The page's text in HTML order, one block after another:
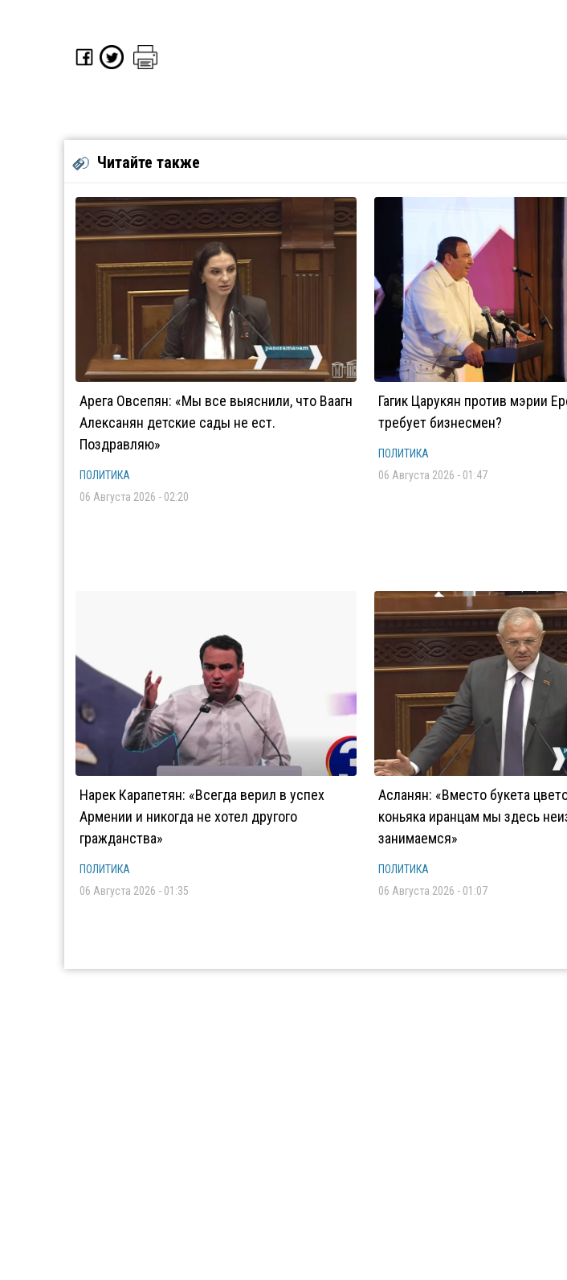
Читайте также
Арега Овсепян: «Мы все выяснили, что Ваагн
Алексанян детские сады не ест.
Поздравляю»
ПОЛИТИКА
06 Августа 2026 - 02:20
Гагик Царукян против мэрии
требует бизнесмен?
ПОЛИТИКА
06 Августа 2026 - 01:47
Нарек Карапетян: «Всегда верил в успех
Армении и никогда не хотел другого
гражданства»
ПОЛИТИКА
06 Августа 2026 - 01:35
Асланян: «Вместо букета
коньяка иранцам мы здесь
занимаемся»
ПОЛИТИКА
06 Августа 2026 - 01:07